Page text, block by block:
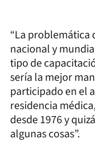
“La problemática
nacional y
tipo de
sería la mejor
participado en el
residencia
desde 1976 y
algunas cosas”.